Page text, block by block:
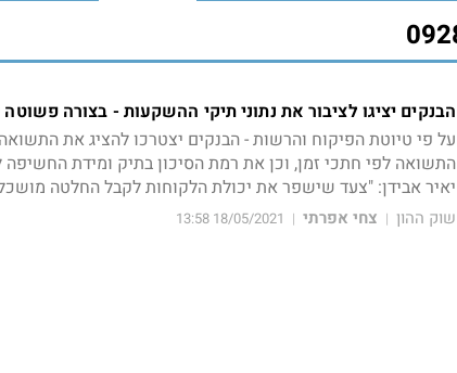
הבנקים יציגו לציבור את נתוני תיקי ההשקעות - בצורה פשוטה
על פי טיוטת הפיקוח והרשות - הבנקים יצטרכו להציג את
התשואה לפי חתכי זמן, וכן את רמת הסיכון בתיק ומידת
יאיר אבידן: "צעד שישפר את יכולת הלקוחות לקבל החלטה
שוק ההון | צחי אפרתי |
18/05/2021 13:58